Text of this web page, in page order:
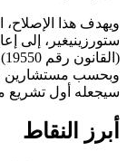
ويهدف هذا الإصلاح،
ستورزينيغير، إلى
سيجعله أول تشريع
أبرز النقاط